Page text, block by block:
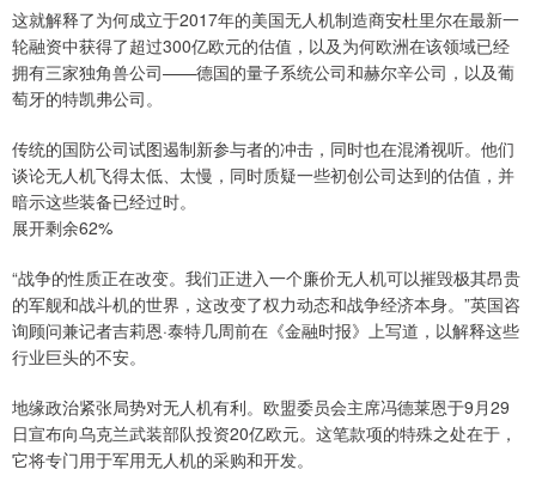
这就解释了为何成立于2017年的美国无人机制造商安杜里尔在最新一
轮融资中获得了超过300亿欧元的估值，以及为何欧洲在该领域已经
拥有三家独角兽公司——德国的量子系统公司和赫尔辛公司，以及葡
萄牙的特凯弗公司。
传统的国防公司试图遏制新参与者的冲击，同时也在混淆视听。他们
谈论无人机飞得太低、太慢，同时质疑一些初创公司达到的估值，并
暗示这些装备已经过时。
展开剩余62%
“战争的性质正在改变。我们正进入一个廉价无人机可以摧毁极其昂贵
的军舰和战斗机的世界，这改变了权力动态和战争经济本身。”英国咨
询顾问兼记者吉莉恩·泰特几周前在《金融时报》上写道，以解释这些
行业巨头的不安。
地缘政治紧张局势对无人机有利。欧盟委员会主席冯德莱恩于9月29
日宣布向乌克兰武装部队投资20亿欧元。这笔款项的特殊之处在于，
它将专门用于军用无人机的采购和开发。